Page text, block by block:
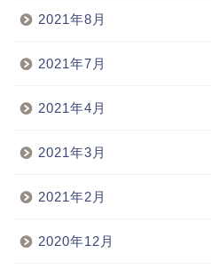
2021年8月
2021年7月
2021年4月
2021年3月
2021年2月
2020年12月